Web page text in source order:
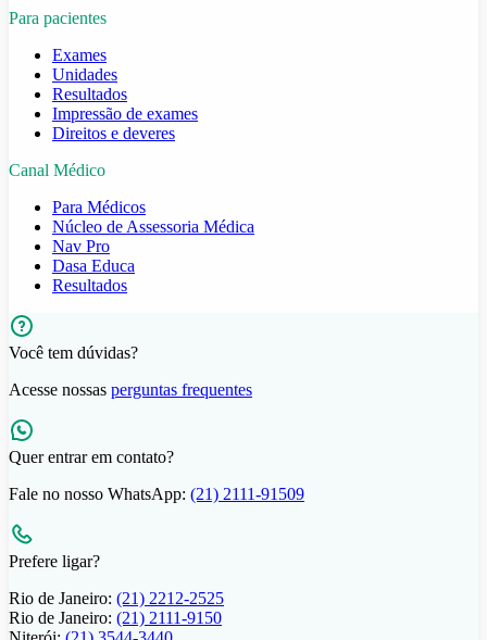
Para pacientes
Exames
Unidades
Resultados
Impressão de exames
Direitos e deveres
Canal Médico
Para Médicos
Núcleo de Assessoria Médica
Nav Pro
Dasa Educa
Resultados
Você tem dúvidas?
Acesse nossas perguntas frequentes
Quer entrar em contato?
Fale no nosso WhatsApp: (21) 2111-91509
Prefere ligar?
Rio de Janeiro: (21) 2212-2525
Rio de Janeiro: (21) 2111-9150